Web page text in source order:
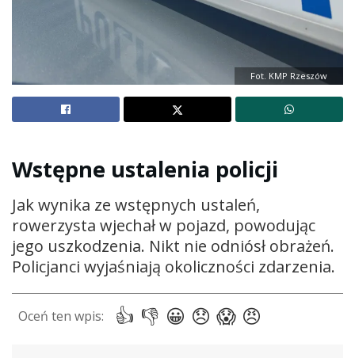
Fot. KMP Rzeszów
Wstępne ustalenia policji
Jak wynika ze wstępnych ustaleń,
rowerzysta wjechał w pojazd, powodując
jego uszkodzenia. Nikt nie odniósł obrażeń.
Policjanci wyjaśniają okoliczności zdarzenia.